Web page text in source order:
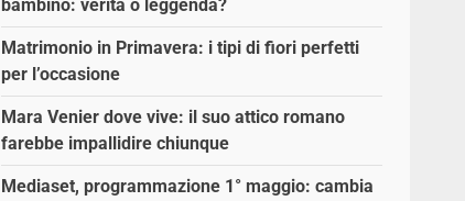
bambino: verità o leggenda?
Matrimonio in Primavera: i tipi di fiori perfetti
per l’occasione
Mara Venier dove vive: il suo attico romano
farebbe impallidire chiunque
Mediaset, programmazione 1° maggio: cambia